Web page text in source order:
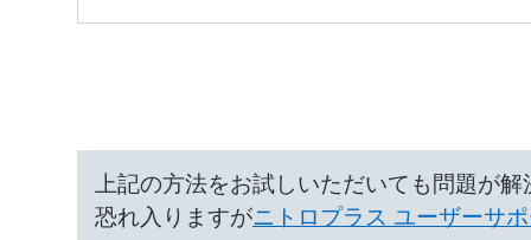
上記の方法をお試しいただいても問題が解
恐れ入りますがニトロプラス ユーザーサ